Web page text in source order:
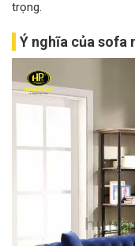
trọng.
Ý nghĩa của sofa